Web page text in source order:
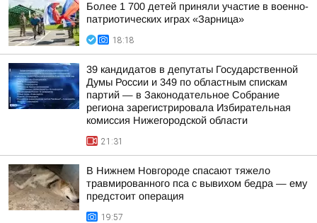
Более 1 700 детей приняли участие в военно-
патриотических играх «Зарница»
18:18
39 кандидатов в депутаты Государственной
Думы России и 349 по областным спискам
партий — в Законодательное Собрание
региона зарегистрировала Избирательная
комиссия Нижегородской области
21:31
В Нижнем Новгороде спасают тяжело
травмированного пса с вывихом бедра — ему
предстоит операция
19:57